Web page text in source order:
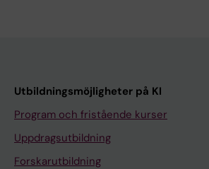
Utbildningsmöjligheter på KI
Program och fristående kurser
Uppdragsutbildning
Forskarutbildning